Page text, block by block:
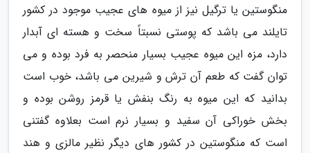
منگوستین یا ترگیل نیز از میوه های عجیب موجود در کشور
تایلند می باشد که پوستی نسبتاً سخت و هسته ای آبدار
دارد، مزه این میوه عجیب بسیار منحصر به فرد بوده و می
توان گفت که طعم آن ترش و شیرین می باشد، خوب است
بدانید که این میوه به رنگ بنفش یا قرمز روشن بوده و
بخش خوراکی آن سفید و بسیار نرم است بعلاوه گفتنی
است که منگوستین در کشور های دیگر نظیر مالزی و هند